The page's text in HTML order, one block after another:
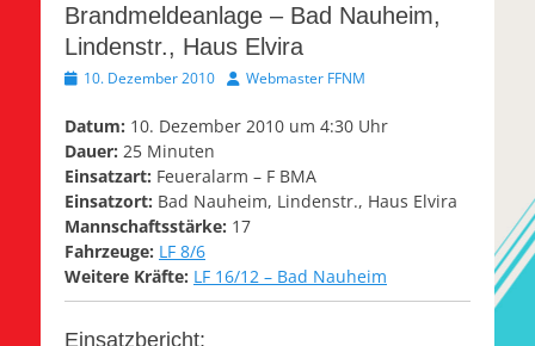
Brandmeldeanlage – Bad Nauheim,
Lindenstr., Haus Elvira
Veröffentlicht
10. Dezember 2010 AutorWebmaster FFNM
Datum: 10. Dezember 2010 um 4:30 Uhr
Dauer: 25 Minuten
Einsatzart: Feueralarm – F BMA
Einsatzort: Bad Nauheim, Lindenstr., Haus Elvira
Mannschaftsstärke: 17
Fahrzeuge: LF 8/6
Weitere Kräfte: LF 16/12 – Bad Nauheim
Einsatzbericht: